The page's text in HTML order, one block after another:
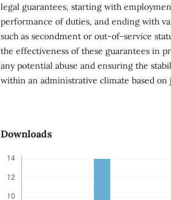
legal guarantees, starting with
performance of duties, and ending with
such as secondment or out-of-service
the effectiveness of these guarantees in
any potential abuse and ensuring the
within an administrative climate based on
Downloads